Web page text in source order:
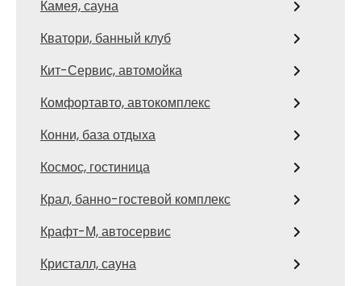
Камея, сауна
Кватори, банный клуб
Кит-Сервис, автомойка
Комфортавто, автокомплекс
Конни, база отдыха
Космос, гостиница
Крал, банно-гостевой комплекс
Крафт-М, автосервис
Кристалл, сауна